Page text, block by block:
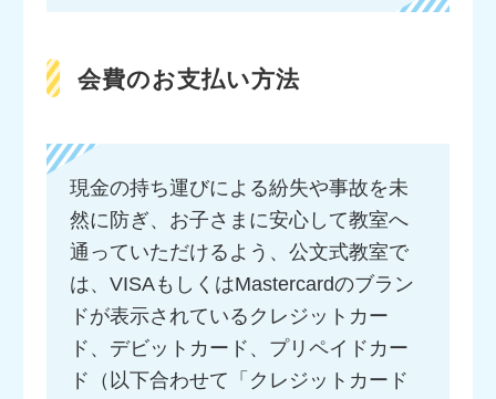
会費のお支払い方法
現金の持ち運びによる紛失や事故を未
然に防ぎ、お子さまに安心して教室へ
通っていただけるよう、公文式教室で
は、VISAもしくはMastercardのブラン
ドが表示されているクレジットカー
ド、デビットカード、プリペイドカー
ド（以下合わせて「クレジットカード